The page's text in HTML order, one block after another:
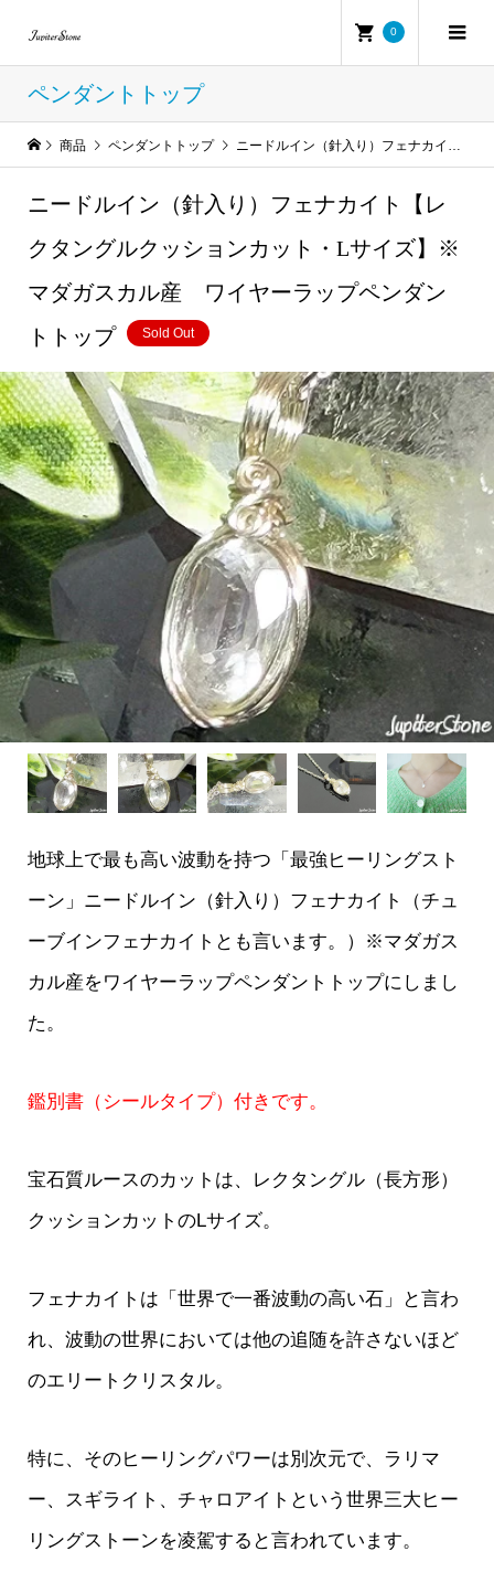
0
ペンダントトップ
商品 ペンダントトップ ニードルイン（針入り）フェナカイト【レクタングルクッションカット・Lサイズ】※マダガスカル産 ワイヤーラップペンダントトップ
ニードルイン（針入り）フェナカイト【レ
クタングルクッションカット・Lサイズ】※
マダガスカル産 ワイヤーラップペンダン
トトップ
Sold Out
地球上で最も高い波動を持つ「最強ヒーリングスト
ーン」ニードルイン（針入り）フェナカイト（チュ
ーブインフェナカイトとも言います。）※マダガス
カル産をワイヤーラップペンダントトップにしまし
た。
鑑別書（シールタイプ）付きです。
宝石質ルースのカットは、レクタングル（長方形）
クッションカットのLサイズ。
フェナカイトは「世界で一番波動の高い石」と言わ
れ、波動の世界においては他の追随を許さないほど
のエリートクリスタル。
特に、そのヒーリングパワーは別次元で、ラリマ
ー、スギライト、チャロアイトという世界三大ヒー
リングストーンを凌駕すると言われています。